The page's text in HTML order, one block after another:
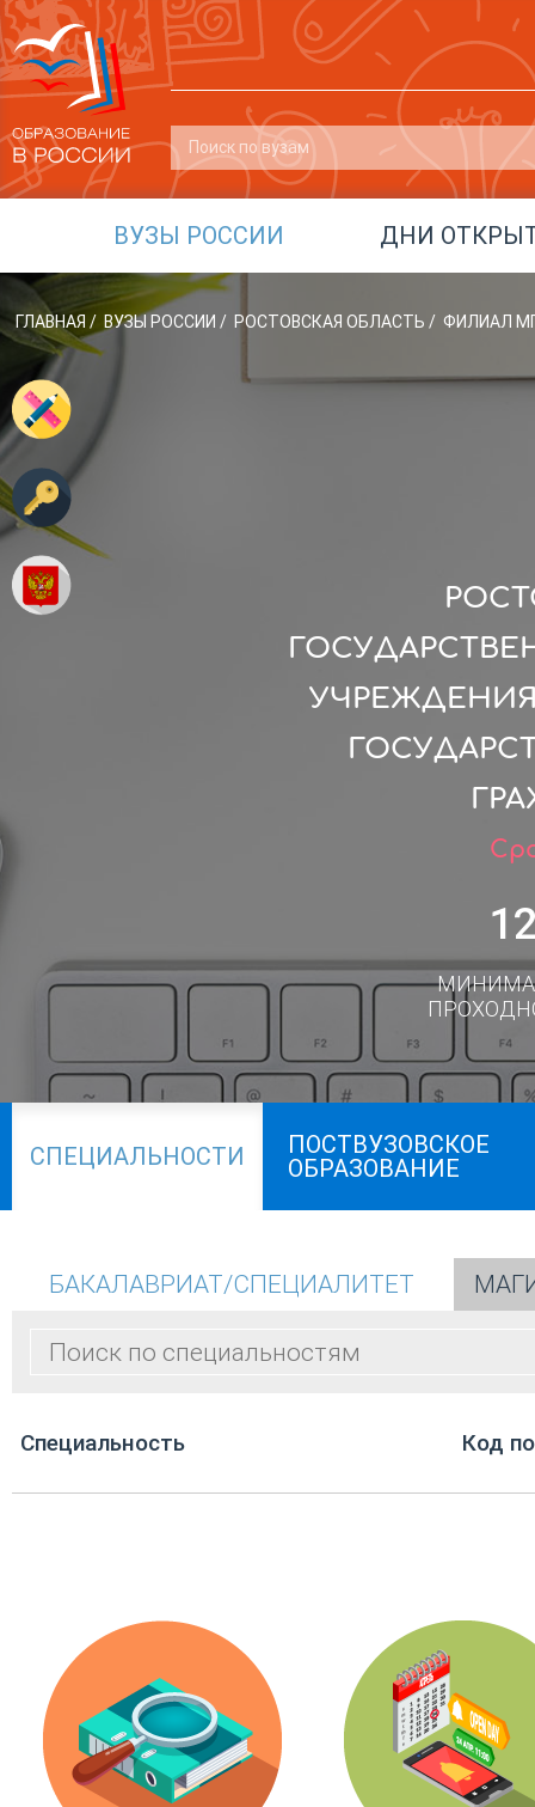
ВУЗЫ РОССИИ ДНИ
ГЛАВНАЯ / ВУЗЫ РОССИИ / РОСТОВСКАЯ ОБЛАСТЬ / ФИЛИАЛ
СПЕЦИАЛЬНОСТИ
ПОСТВУЗОВСКОЕ
ОБРАЗОВАНИЕ
БАКАЛАВРИАТ/СПЕЦИАЛИТЕТ
Cпециальность Код